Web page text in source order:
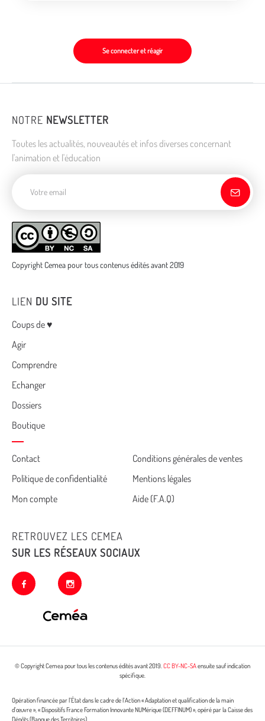
Se connecter et réagir
NOTRE NEWSLETTER
Toutes les actualités, nouveautés et infos diverses concernant
l'animation et l'éducation
Copyright Cemea pour tous contenus édités avant 2019
LIEN DU SITE
Menu
Coups de ♥
Agir
Comprendre
Echanger
Dossiers
Boutique
Cemea
footer
Contact
Conditions générales de ventes
Politique de confidentialité
Mentions légales
Mon compte
Aide (F.A.Q)
RETROUVEZ LES CEMEA
SUR LES RÉSEAUX SOCIAUX
facebook instagram
© Copyright Cemea pour tous les contenus édités avant 2019.CC BY-NC-SAensuite sauf indication
spécifique.
Opération financée par l’État dans le cadre de l’Action « Adaptation et qualification de la main
d’œuvre », « Dispositifs France Formation Innovante NUMérique (DEFFINUM) », opéré par la Caisse des
Dépôts (Banque des Territoires)